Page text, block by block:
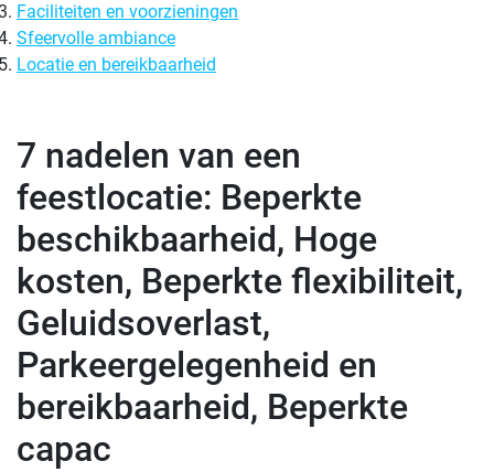
Faciliteiten en voorzieningen
Sfeervolle ambiance
Locatie en bereikbaarheid
7 nadelen van een
feestlocatie: Beperkte
beschikbaarheid, Hoge
kosten, Beperkte flexibiliteit,
Geluidsoverlast,
Parkeergelegenheid en
bereikbaarheid, Beperkte
capac